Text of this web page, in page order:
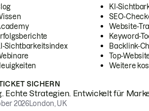
Sichtbarkeitsindex
KI-
SEO-
Website-
Keyword-
Backlink-
Top-
Weitere
SICHERN
Echte Strategien. Entwickelt für
2026London, UK